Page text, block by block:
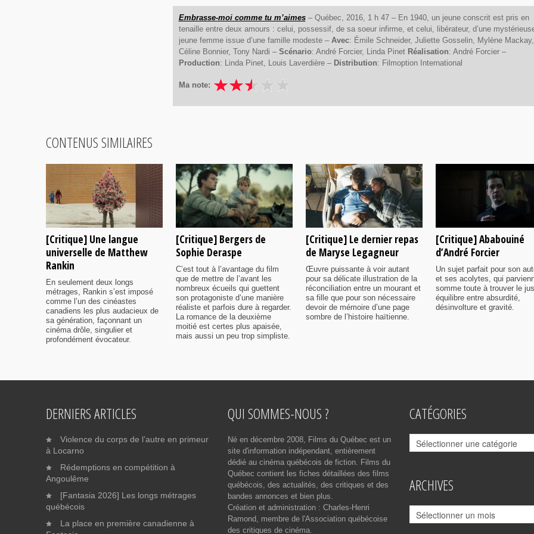
Embrasse-moi comme tu m’aimes– Québec, 2016, 1 h 47 – En 1940, un jeune conscrit est pris en
tenaille entre deux amours : celui, possessif, de sa soeur infirme, et celui, libérateur, d’une
jeune femme issue d’une famille modeste – Avec: Émile Schneider, Juliette Gosselin, Mylène Mackay,
Céline Bonnier, Tony Nardi – Scénario: André Forcier, Linda Pinet Réalisation: André Forcier –
Production: Linda Pinet, Louis Laverdière – Distribution: Filmoption International
Ma note:
CONTENUS SIMILAIRES
[Critique] Une langue
universelle de Matthew
Rankin
En seulement deux longs
métrages, Rankin s’est imposé
comme l’un des cinéastes
canadiens les plus audacieux de
sa génération, façonnant un
cinéma drôle, singulier et
profondément évocateur.
[Critique] Bergers de
Sophie Deraspe
C’est tout à l’avantage du film
que de mettre de l’avant les
nombreux écueils qui guettent
son protagoniste d’une manière
réaliste et parfois dure à regarder.
La romance de la deuxième
moitié est certes plus apaisée,
mais aussi un peu trop simpliste.
[Critique] Le dernier repas
de Maryse Legagneur
Œuvre puissante à voir autant
pour sa délicate illustration de la
réconciliation entre un mourant et
sa fille que pour son nécessaire
devoir de mémoire d’une page
sombre de l’histoire haïtienne.
[Critique] Ababouiné
d’André Forcier
Un sujet parfait pour son
et ses acolytes, qui
somme toute à trouver le
équilibre entre absurdité,
désinvolture et gravité.
DERNIERS ARTICLES
Violence du corps de l’autre en primeur
à Locarno
Rédemptions en compétition à
Angoulême
[Fantasia 2026] Les longs métrages
québécois
La place en première canadienne à
QUI SOMMES-NOUS ?
Né en décembre 2008, Films du Québec est un
site d'information indépendant, entièrement
dédié au cinéma québécois de fiction. Films du
Québec contient les fiches détaillées des films
québécois, des actualités, des critiques et des
bandes annonces et bien plus.
Création et administration : Charles-Henri
Ramond, membre de l'Association québécoise
des critiques de cinéma.
CATÉGORIES
Catégories
ARCHIVES
Archives